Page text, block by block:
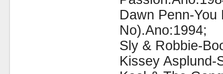
Dawn Penn-
No).Ano:1994;
Sly & Robbie-
Kissey Asplund-